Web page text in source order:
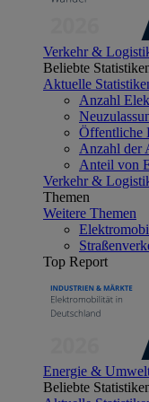
Verkehr &
Beliebte
Aktuelle
Anzahl
Öffentliche
Anzahl der
Anteil von
Verkehr &
Themen
Weitere Themen
Top Report
Energie &
Beliebte